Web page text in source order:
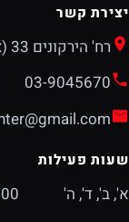
יצירת קשר
רח' הירקונים 33 (צומת סגולה), פתח תקווה
03-9045670
שעות פעילות
א', ב', ד', ה'